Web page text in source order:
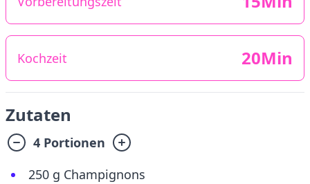
Kochzeit 20Min
Zutaten
4 Portionen
250 g Champignons